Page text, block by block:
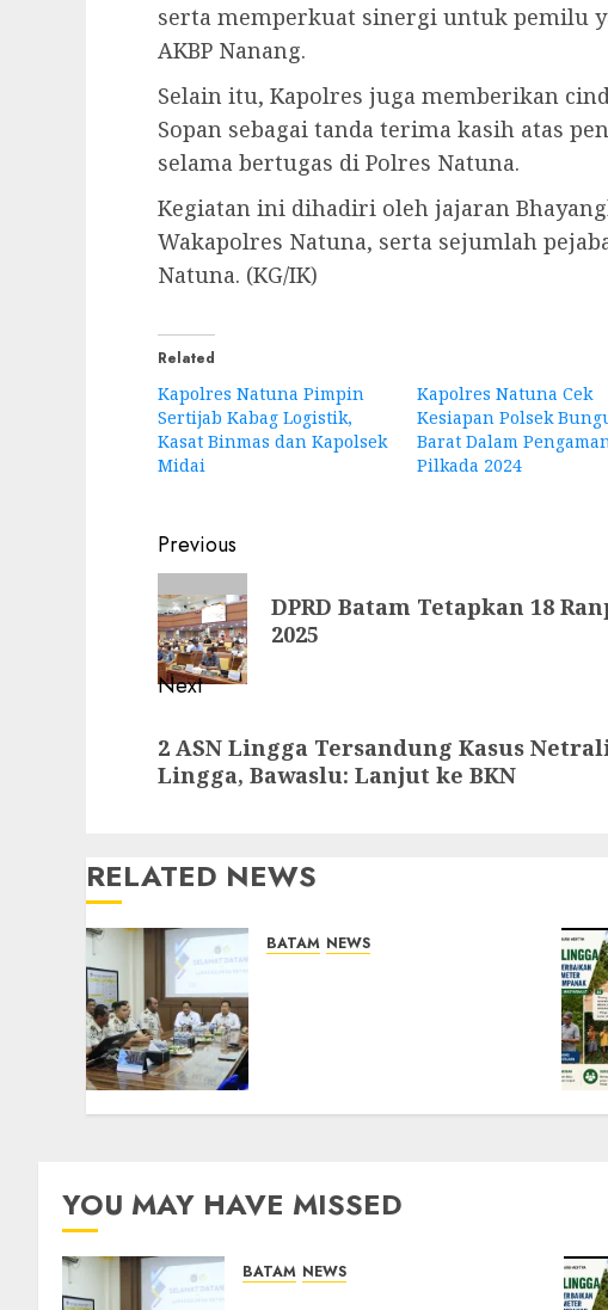
serta memperkuat sinergi untuk pemilu
AKBP Nanang.
Selain itu, Kapolres juga memberikan
Sopan sebagai tanda terima kasih atas
selama bertugas di Polres Natuna.
Kegiatan ini dihadiri oleh jajaran
Wakapolres Natuna, serta sejumlah
Natuna. (KG/IK)
Related
Kapolres Natuna Pimpin
Sertijab Kabag Logistik,
Kasat Binmas dan Kapolsek
Midai
Kapolres Natuna Cek
Kesiapan Polsek
Barat Dalam
Pilkada 2024
Post
navigation
Previous
Previous
post:
DPRD Batam Tetapkan 18
2025
Next
post:
2 ASN Lingga Tersandung Kasus
Lingga, Bawaslu: Lanjut ke BKN
RELATED NEWS
BATAM NEWS
YOU MAY HAVE MISSED
BATAM NEWS